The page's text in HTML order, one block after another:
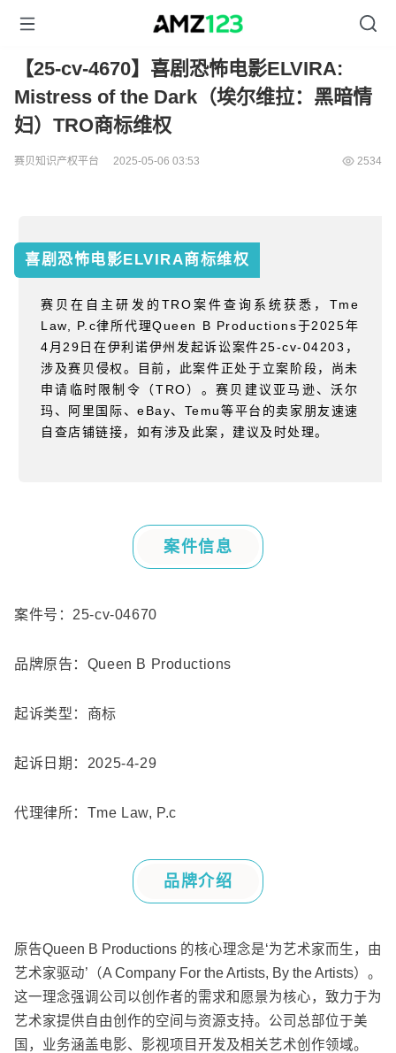
【25-cv-4670】喜剧恐怖电影ELVIRA:
Mistress of the Dark（埃尔维拉：黑暗情
妇）TRO商标维权
赛贝知识产权平台 2025-05-06 03:53 2534
喜剧恐怖电影ELVIRA商标维权
赛贝在自主研发的TRO案件查询系统获悉，Tme
Law, P.c律所代理Queen B Productions于2025年
4月29日在伊利诺伊州发起诉讼案件25-cv-04203，
涉及赛贝侵权。目前，此案件正处于立案阶段，尚未
申请临时限制令（TRO）。赛贝建议亚马逊、沃尔
玛、阿里国际、eBay、Temu等平台的卖家朋友速速
自查店铺链接，如有涉及此案，建议及时处理。
案件信息
案件号： 25-cv-04670
品牌原告： Queen B Productions
起诉类型：商标
起诉日期： 2025-4-29
代理律所： Tme Law, P.c
品牌介绍
原告Queen B Productions 的核心理念是‘为艺术家而生，由
艺术家驱动’ （A Company For the Artists, By the Artists）。
这一理念强调公司以创作者的需求和愿景为核心，致力于为
艺术家提供自由创作的空间与资源支持。公司总部位于美
国，业务涵盖电影、影视项目开发及相关艺术创作领域。